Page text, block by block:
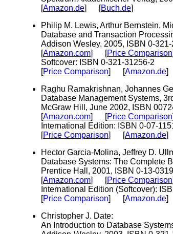
[Amazon.de] [Buch.de]
Philip M. Lewis, Arthur Bernstein,
Database and Transaction
Addison Wesley, 2005, ISBN 0-
[Amazon.com] [Price Comparison
Softcover: ISBN 0-321-31256-2
[Price Comparison] [Amazon.de
Raghu Ramakrishnan, Johannes
Database Management Systems,
McGraw Hill, June 2002, ISBN
[Amazon.com] [Price Comparison
International Edition: ISBN 0-07-
[Price Comparison] [Amazon.de
Hector Garcia-Molina, Jeffrey D.
Database Systems: The Complete
Prentice Hall, 2001, ISBN 0-13-
[Amazon.com] [Price Comparison
International Edition (Softcover):
[Price Comparison] [Amazon.de
Christopher J. Date:
An Introduction to Database